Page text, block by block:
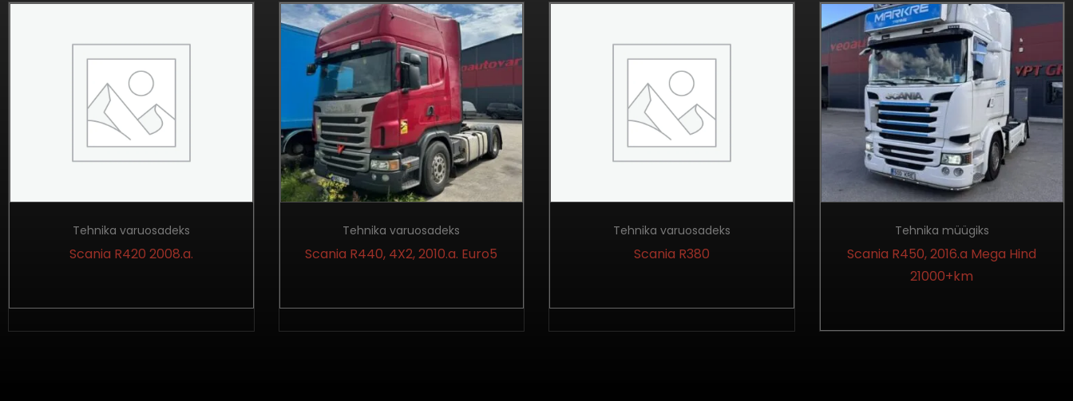
Tehnika varuosadeks
Scania R420 2008.a.
Tehnika varuosadeks
Scania R440, 4X2, 2010.a. Euro5
Tehnika varuosadeks
Scania R380
Tehnika müügiks
Scania R450, 2016.a Mega Hind
21000+km